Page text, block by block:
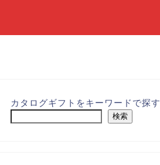
カタログギフトをキーワードで探す
検索